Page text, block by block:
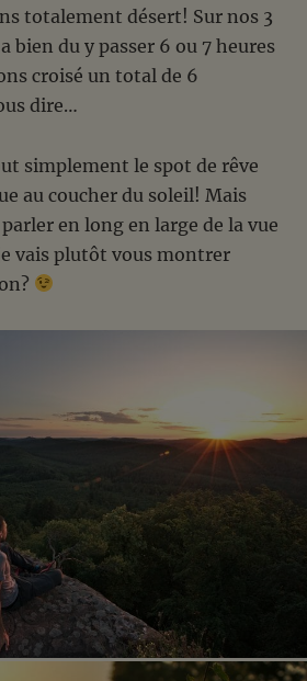
totalement désert! Sur nos 3
bien du y passer 6 ou 7 heures
croisé un total de 6
dire…
simplement le spot de rêve
au coucher du soleil! Mais
en long en large de la vue
vais plutôt vous montrer